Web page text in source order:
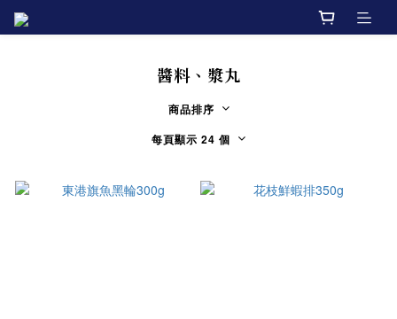
醬料、漿丸
商品排序
每頁顯示 24 個